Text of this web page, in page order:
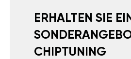
ERHALTEN SIE
CHIPTUNING